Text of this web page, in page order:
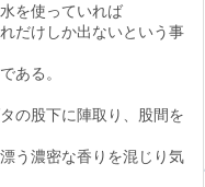
を使っていれば
だけしか出ないという事
ある。
の股下に陣取り、股間を
う濃密な香りを混じり気